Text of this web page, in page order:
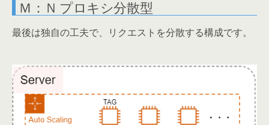
Ｍ：Ｎ プロキシ分散型
最後は独自の工夫で、リクエストを分散する構成です。